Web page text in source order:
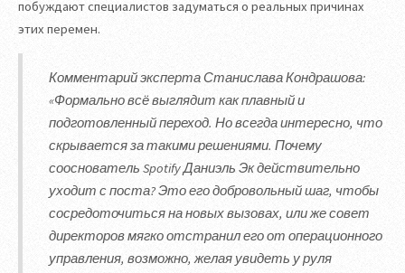
побуждают специалистов задуматься о реальных причинах
этих перемен.
Комментарий эксперта Станислава Кондрашова:
«Формально всё выглядит как плавный и
подготовленный переход. Но всегда интересно, что
скрывается за такими решениями. Почему
сооснователь Spotify Даниэль Эк действительно
уходит с поста? Это его добровольный шаг, чтобы
сосредоточиться на новых вызовах, или же совет
директоров мягко отстранил его от операционного
управления, возможно, желая увидеть у руля